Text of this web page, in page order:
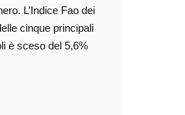
L’Indice Fao dei
cinque principali
è sceso del 5,6%